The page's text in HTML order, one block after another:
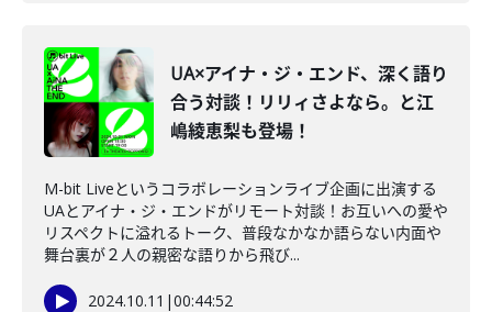
UA×アイナ・ジ・エンド、深く語り
合う対談！リリィさよなら。と江
嶋綾恵梨も登場！
M-bit Liveというコラボレーションライブ企画に出演する
UAとアイナ・ジ・エンドがリモート対談！お互いへの愛や
リスペクトに溢れるトーク、普段なかなか語らない内面や
舞台裏が２人の親密な語りから飛び...
2024.10.11 |00:44:52